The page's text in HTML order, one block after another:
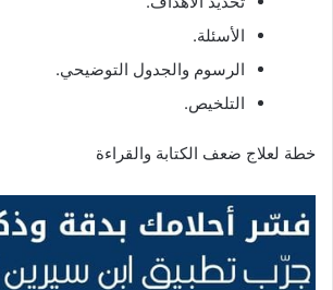
الأسئلة.
الرسوم والجدول التوضيحي.
التلخيص.
خطة لعلاج ضعف الكتابة والقراءة